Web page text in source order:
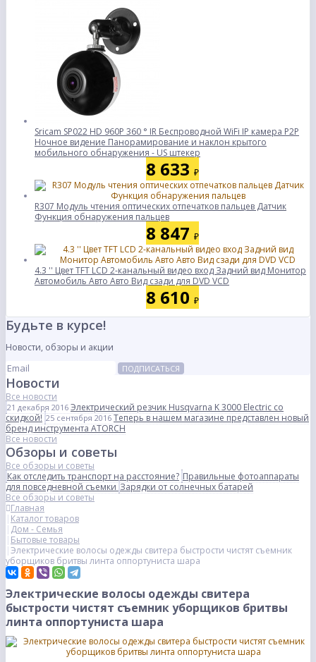
Sricam SP022 HD 960P 360 ° IR Беспроводной WiFi IP камера P2P
Ночное видение Панорамирование и наклон крытого
мобильного обнаружения - US штекер
8 633 ₽
R307 Модуль чтения оптических отпечатков пальцев Датчик
Функция обнаружения пальцев
8 847 ₽
4.3 '' Цвет TFT LCD 2-канальный видео вход Задний вид Монитор
Автомобиль Авто Авто Вид сзади для DVD VCD
8 610 ₽
Будьте в курсе!
Новости, обзоры и акции
ПОДПИСАТЬСЯ
Новости
Все новости
21 декабря 2016 Электрический резчик Husqvarna K 3000 Electric со
скидкой! 25 сентября 2016 Теперь в нашем магазине представлен новый
бренд инструмента ATORCH
Все новости
Обзоры и советы
Все обзоры и советы
Как отследить транспорт на расстояние? Правильные фотоаппараты
для повседневной съемкиЗарядки от солнечных батарей
Все обзоры и советы
Главная
Каталог товаров
Дом - Семья
Бытовые товары
Электрические волосы одежды свитера быстрости чистят съемник
уборщиков бритвы линта оппортуниста шара
Электрические волосы одежды свитера
быстрости чистят съемник уборщиков бритвы
линта оппортуниста шара